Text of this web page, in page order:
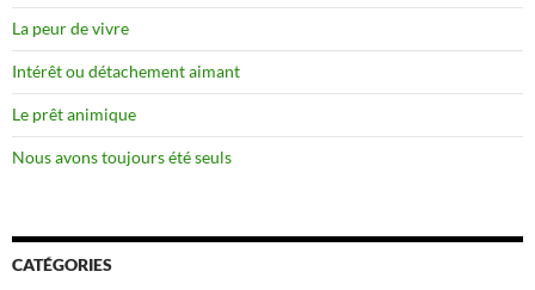
La peur de vivre
Intérêt ou détachement aimant
Le prêt animique
Nous avons toujours été seuls
CATÉGORIES